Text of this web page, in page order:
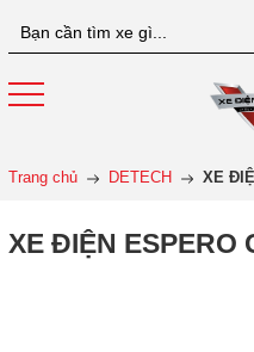
Trang chủ DETECH XE
XE ĐIỆN ESPERO